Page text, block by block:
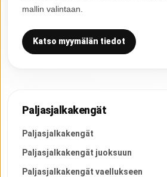
mallin valintaan.
Katso myymälän tiedot
Paljasjalkakengät
Paljasjalkakengät
Paljasjalkakengät juoksuun
Paljasjalkakengät vaellukseen